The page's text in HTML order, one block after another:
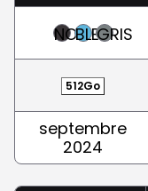
NOIRBLEUGRIS
512Go
septembre
2024